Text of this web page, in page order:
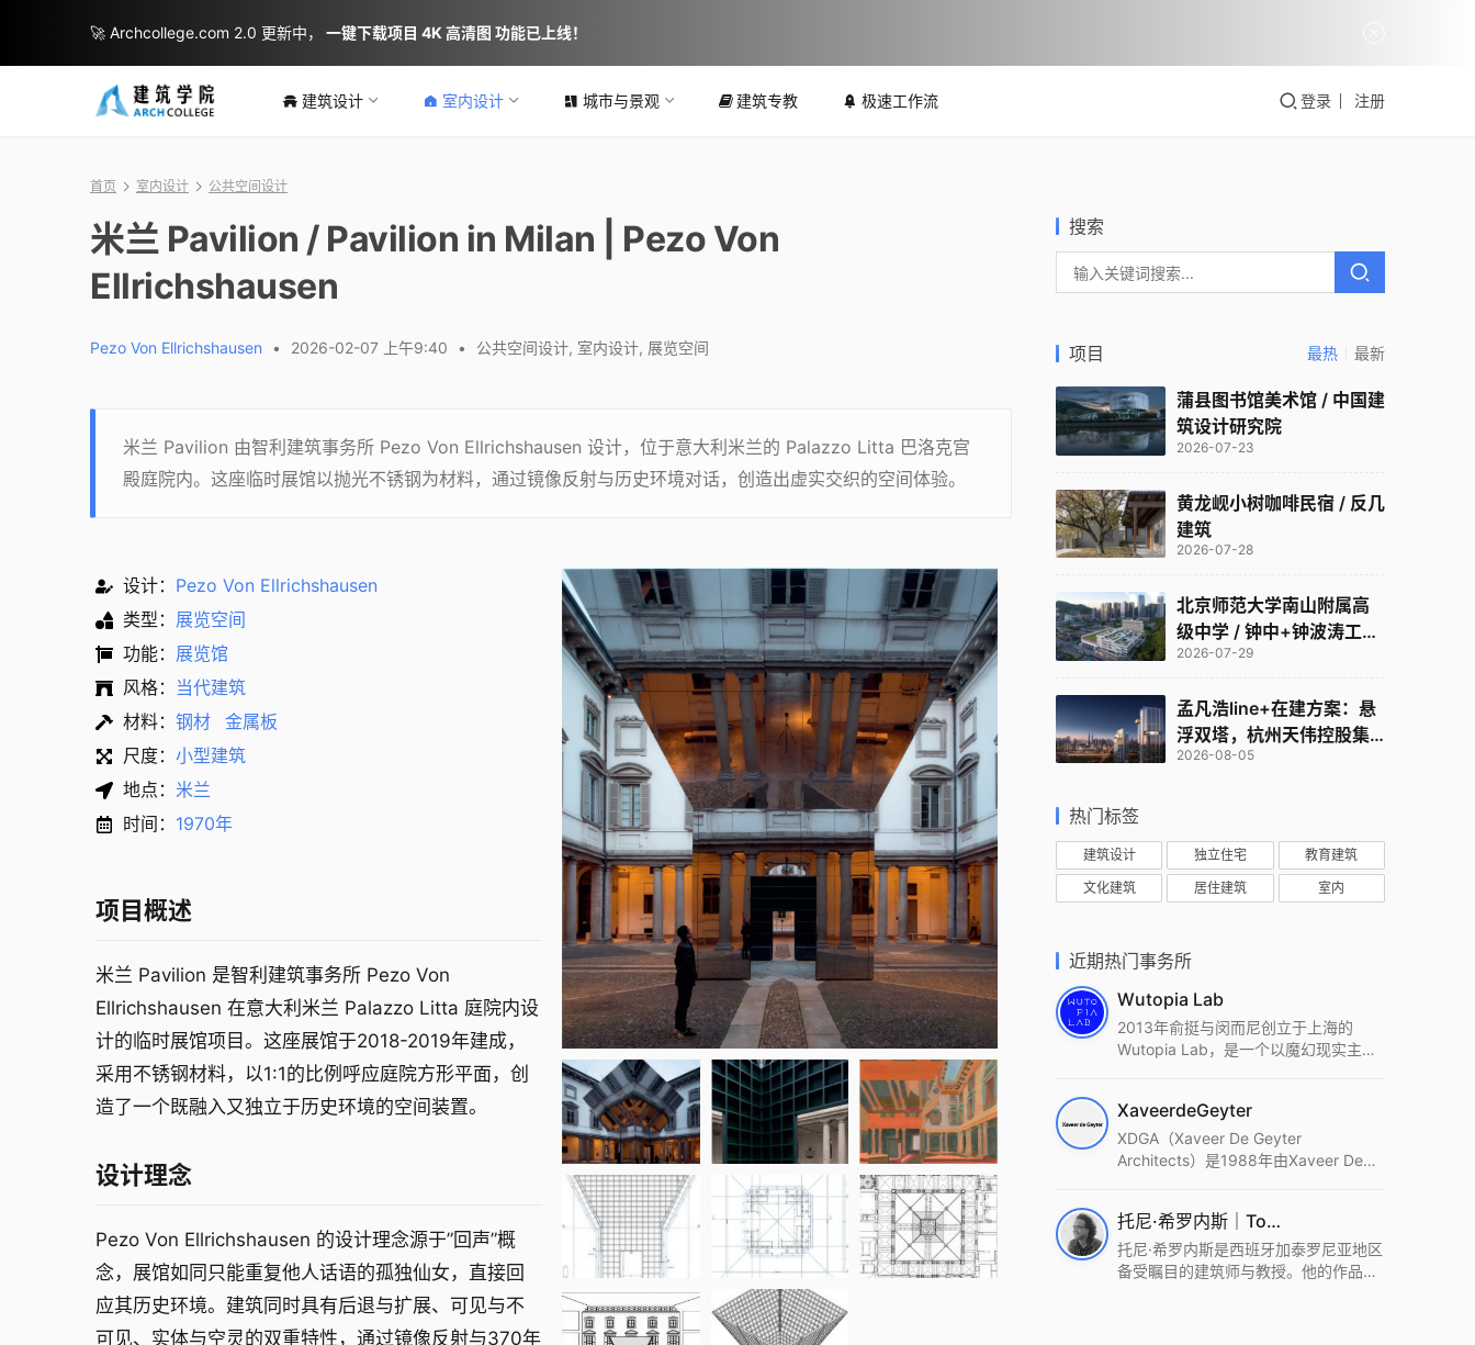
建筑设计 室内设计 城市与景观 建筑专教 极速工作流 登录 注册
首页 室内设计 公共空间设计
米兰 Pavilion / Pavilion in Milan | Pezo Von
Ellrichshausen
Pezo Von Ellrichshausen • 2026-02-07 上午9:40 • 公共空间设计, 室内设计, 展览空间
米兰 Pavilion 由智利建筑事务所 Pezo Von Ellrichshausen 设计，位于意大利米兰的 Palazzo Litta 巴洛克宫
殿庭院内。这座临时展馆以抛光不锈钢为材料，通过镜像反射与历史环境对话，创造出虚实交织的空间体验。
设计： Pezo Von Ellrichshausen
类型： 展览空间
功能： 展览馆
风格： 当代建筑
材料： 钢材
金属板
尺度： 小型建筑
地点： 米兰
时间： 1970年
项目概述
米兰 Pavilion 是智利建筑事务所 Pezo Von
Ellrichshausen 在意大利米兰 Palazzo Litta 庭院内设
计的临时展馆项目。这座展馆于2018-2019年建成，
采用不锈钢材料，以1:1的比例呼应庭院方形平面，创
造了一个既融入又独立于历史环境的空间装置。
设计理念
Pezo Von Ellrichshausen 的设计理念源于”回声”概
念，展馆如同只能重复他人话语的孤独仙女，直接回
应其历史环境。建筑同时具有后退与扩展、可见与不
可见、实体与空灵的双重特性，通过镜像反射与370年
搜索
项目 最热 最新
蒲县图书馆美术馆 / 中国建
筑设计研究院
2026-07-23
黄龙岘小树咖啡民宿 / 反几
建筑
2026-07-28
北京师范大学南山附属高
级中学 / 钟中+钟波涛工作
室
2026-07-29
孟凡浩line+在建方案：悬
浮双塔，杭州天伟控股集
团总部
2026-08-05
热门标签
建筑设计 独立住宅 教育建筑
文化建筑 居住建筑 室内
近期热门事务所
Wutopia Lab
2013年俞挺与闵而尼创立于上海的
Wutopia Lab，是一个以魔幻现实主
统这种新的思维范式为基础，以上海性
和生活性为介入设计的原点，以建筑为
工具，从而推动建筑学和社会学进步。
2022 DFA中获Merit,2021 Architizer
A+ Firm Awards中获Special
Mention：Best Young Firm，2020 IF
XaveerdeGeyter
XDGA（Xaveer De Geyter
Architects）是1988年由Xaveer De
进的设计方法、多元的专业团队和国际
化的作品著称，曾获密斯·凡·德罗奖、
Bigmat奖等多项重要奖项。XDGA主张
托尼·希罗内斯｜Toni Gironès
托尼·希罗内斯是西班牙加泰罗尼亚地区
备受瞩目的建筑师与教授。他的作品深
🚀 Archcollege.com 2.0 更新中， 一键下载项目 4K 高清图 功能已上线！